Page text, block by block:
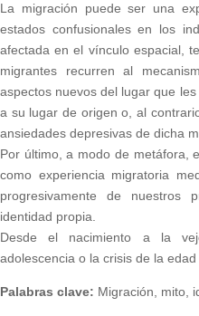
La migración puede ser una
estados confusionales en los
afectada en el vínculo espacial,
migrantes recurren al
aspectos nuevos del lugar que
a su lugar de origen o, al
ansiedades depresivas de dicha
Por último, a modo de metáfora,
como experiencia migratoria
progresivamente de nuestros
identidad propia.
Desde el nacimiento a la
adolescencia o la crisis de la edad
Palabras clave: Migración, mito,